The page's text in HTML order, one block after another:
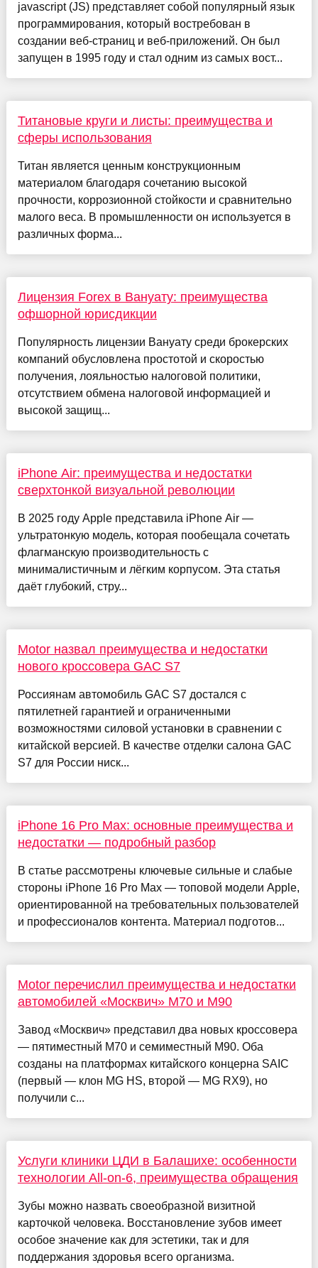
jаvascript (JS) представляет собой популярный язык
программирования, который востребован в
создании веб-страниц и веб-приложений. Он был
запущен в 1995 году и стал одним из самых вост...
Титановые круги и листы: преимущества и
сферы использования
Титан является ценным конструкционным
материалом благодаря сочетанию высокой
прочности, коррозионной стойкости и сравнительно
малого веса. В промышленности он используется в
различных форма...
Лицензия Forex в Вануату: преимущества
офшорной юрисдикции
Популярность лицензии Вануату среди брокерских
компаний обусловлена простотой и скоростью
получения, лояльностью налоговой политики,
отсутствием обмена налоговой информацией и
высокой защищ...
iPhone Air: преимущества и недостатки
сверхтонкой визуальной революции
В 2025 году Apple представила iPhone Air —
ультратонкую модель, которая пообещала сочетать
флагманскую производительность с
минималистичным и лёгким корпусом. Эта статья
даёт глубокий, стру...
Motor назвал преимущества и недостатки
нового кроссовера GAC S7
Россиянам автомобиль GAC S7 достался с
пятилетней гарантией и ограниченными
возможностями силовой установки в сравнении с
китайской версией. В качестве отделки салона GAC
S7 для России ниск...
iPhone 16 Pro Max: основные преимущества и
недостатки — подробный разбор
В статье рассмотрены ключевые сильные и слабые
стороны iPhone 16 Pro Max — топовой модели Apple,
ориентированной на требовательных пользователей
и профессионалов контента. Материал подготов...
Motor перечислил преимущества и недостатки
автомобилей «Москвич» М70 и М90
Завод «Москвич» представил два новых кроссовера
— пятиместный М70 и семиместный М90. Оба
созданы на платформах китайского концерна SAIC
(первый — клон MG HS, второй — MG RX9), но
получили с...
Услуги клиники ЦДИ в Балашихе: особенности
технологии All-on-6, преимущества обращения
Зубы можно назвать своеобразной визитной
карточкой человека. Восстановление зубов имеет
особое значение как для эстетики, так и для
поддержания здоровья всего организма.